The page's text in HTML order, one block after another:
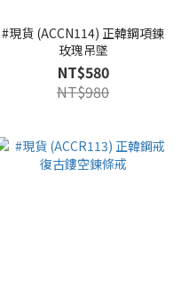
#現貨 (ACCN114) 正韓鋼項鍊
玫瑰吊墜
NT$580
NT$980